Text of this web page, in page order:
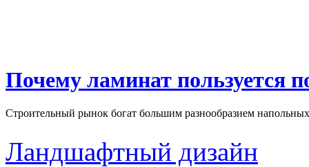
Почему ламинат пользуется
Строительный рынок богат большим разнообразием
Ландшафтный дизайн